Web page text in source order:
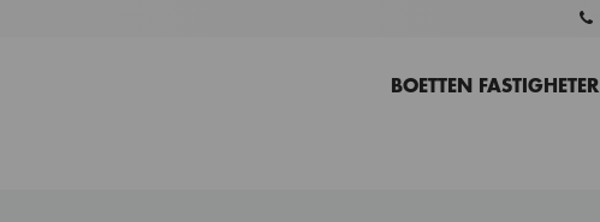
BOETTEN FASTIGHETER